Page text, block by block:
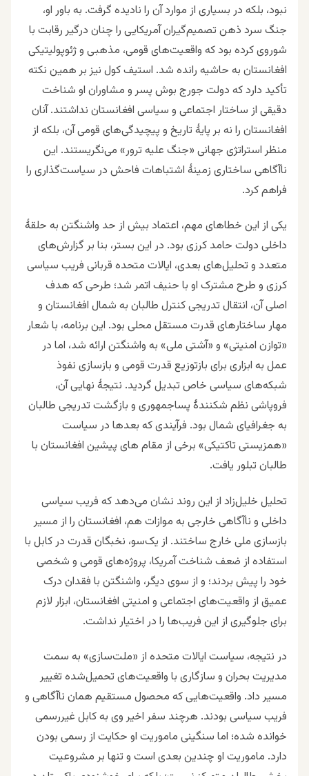
نبود، بلکه در بسیاری از موارد آن را نادیده گرفت. به باور او،
جنگ سرد ذهن تصمیم‌گیران آمریکایی را چنان درگیر رقابت با
شوروی کرده بود که واقعیت‌های قومی، مذهبی و ژئوپولیتیکی
افغانستان به حاشیه رانده شد. استیف کول نیز بر همین نکته
تأکید دارد که دولت جورج بوش پسر و مشاوران او شناخت
دقیقی از ساختار اجتماعی و سیاسی افغانستان نداشتند. آنان
افغانستان را نه بر پایهٔ تاریخ و پیچیدگی‌های قومی آن، بلکه از
منظر استراتژی جهانی «جنگ علیه ترور» می‌نگریستند. این
ناآگاهی ساختاری زمینهٔ اشتباهات فاحش در سیاست‌گذاری را
فراهم کرد.
یکی از این خطاهای مهم، اعتماد بیش از حد واشنگتن به حلقهٔ
داخلی دولت حامد کرزی بود. در این بستر، بنا بر گزارش‌های
متعدد و تحلیل‌های بعدی، ایالات متحده قربانی فریب سیاسی
کرزی و طرح مشترک او با حنیف اتمر شد؛ طرحی که هدف
اصلی آن، انتقال تدریجی کنترل طالبان به شمال افغانستان و
مهار ساختارهای قدرت مستقل محلی بود. این برنامه، با شعار
«توازن امنیتی» و «آشتی ملی» به واشنگتن ارائه شد، اما در
عمل به ابزاری برای بازتوزیع قدرت قومی و بازسازی نفوذ
شبکه‌های سیاسی خاص تبدیل گردید. نتیجهٔ نهایی آن،
فروپاشی نظم شکنندهٔ پساجمهوری و بازگشت تدریجی طالبان
به جغرافیای شمال بود. فرآیندی که بعدها در سیاست
«همزیستی تاکتیکی» برخی از مقام های پیشین افغانستان با
طالبان تبلور یافت.
تحلیل خلیل‌زاد از این روند نشان می‌دهد که فریب سیاسی
داخلی و ناآگاهی خارجی به موازات هم، افغانستان را از مسیر
بازسازی ملی خارج ساختند. از یک‌سو، نخبگان قدرت در کابل با
استفاده از ضعف شناخت آمریکا، پروژه‌های قومی و شخصی
خود را پیش بردند؛ و از سوی دیگر، واشنگتن با فقدان درک
عمیق از واقعیت‌های اجتماعی و امنیتی افغانستان، ابزار لازم
برای جلوگیری از این فریب‌ها را در اختیار نداشت.
در نتیجه، سیاست ایالات متحده از «ملت‌سازی» به سمت
مدیریت بحران و سازگاری با واقعیت‌های تحمیل‌شده تغییر
مسیر داد. واقعیت‌هایی که محصول مستقیم همان ناآگاهی و
فریب سیاسی بودند. هرچند سفر اخیر وی به کابل غیررسمی
خوانده شده؛ اما سنگینی ماموریت او حکایت از رسمی بودن
دارد. ماموریت او چندین بعدی است و تنها بر مشروعیت